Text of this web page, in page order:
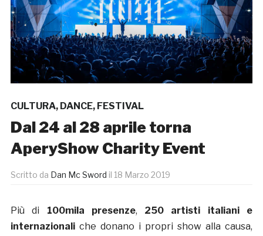
CULTURA, DANCE, FESTIVAL
Dal 24 al 28 aprile torna
AperyShow Charity Event
Scritto da Dan Mc Sword il 18 Marzo 2019
Più di 100mila presenze, 250
artisti italiani e
internazionali che donano i propri show alla causa,